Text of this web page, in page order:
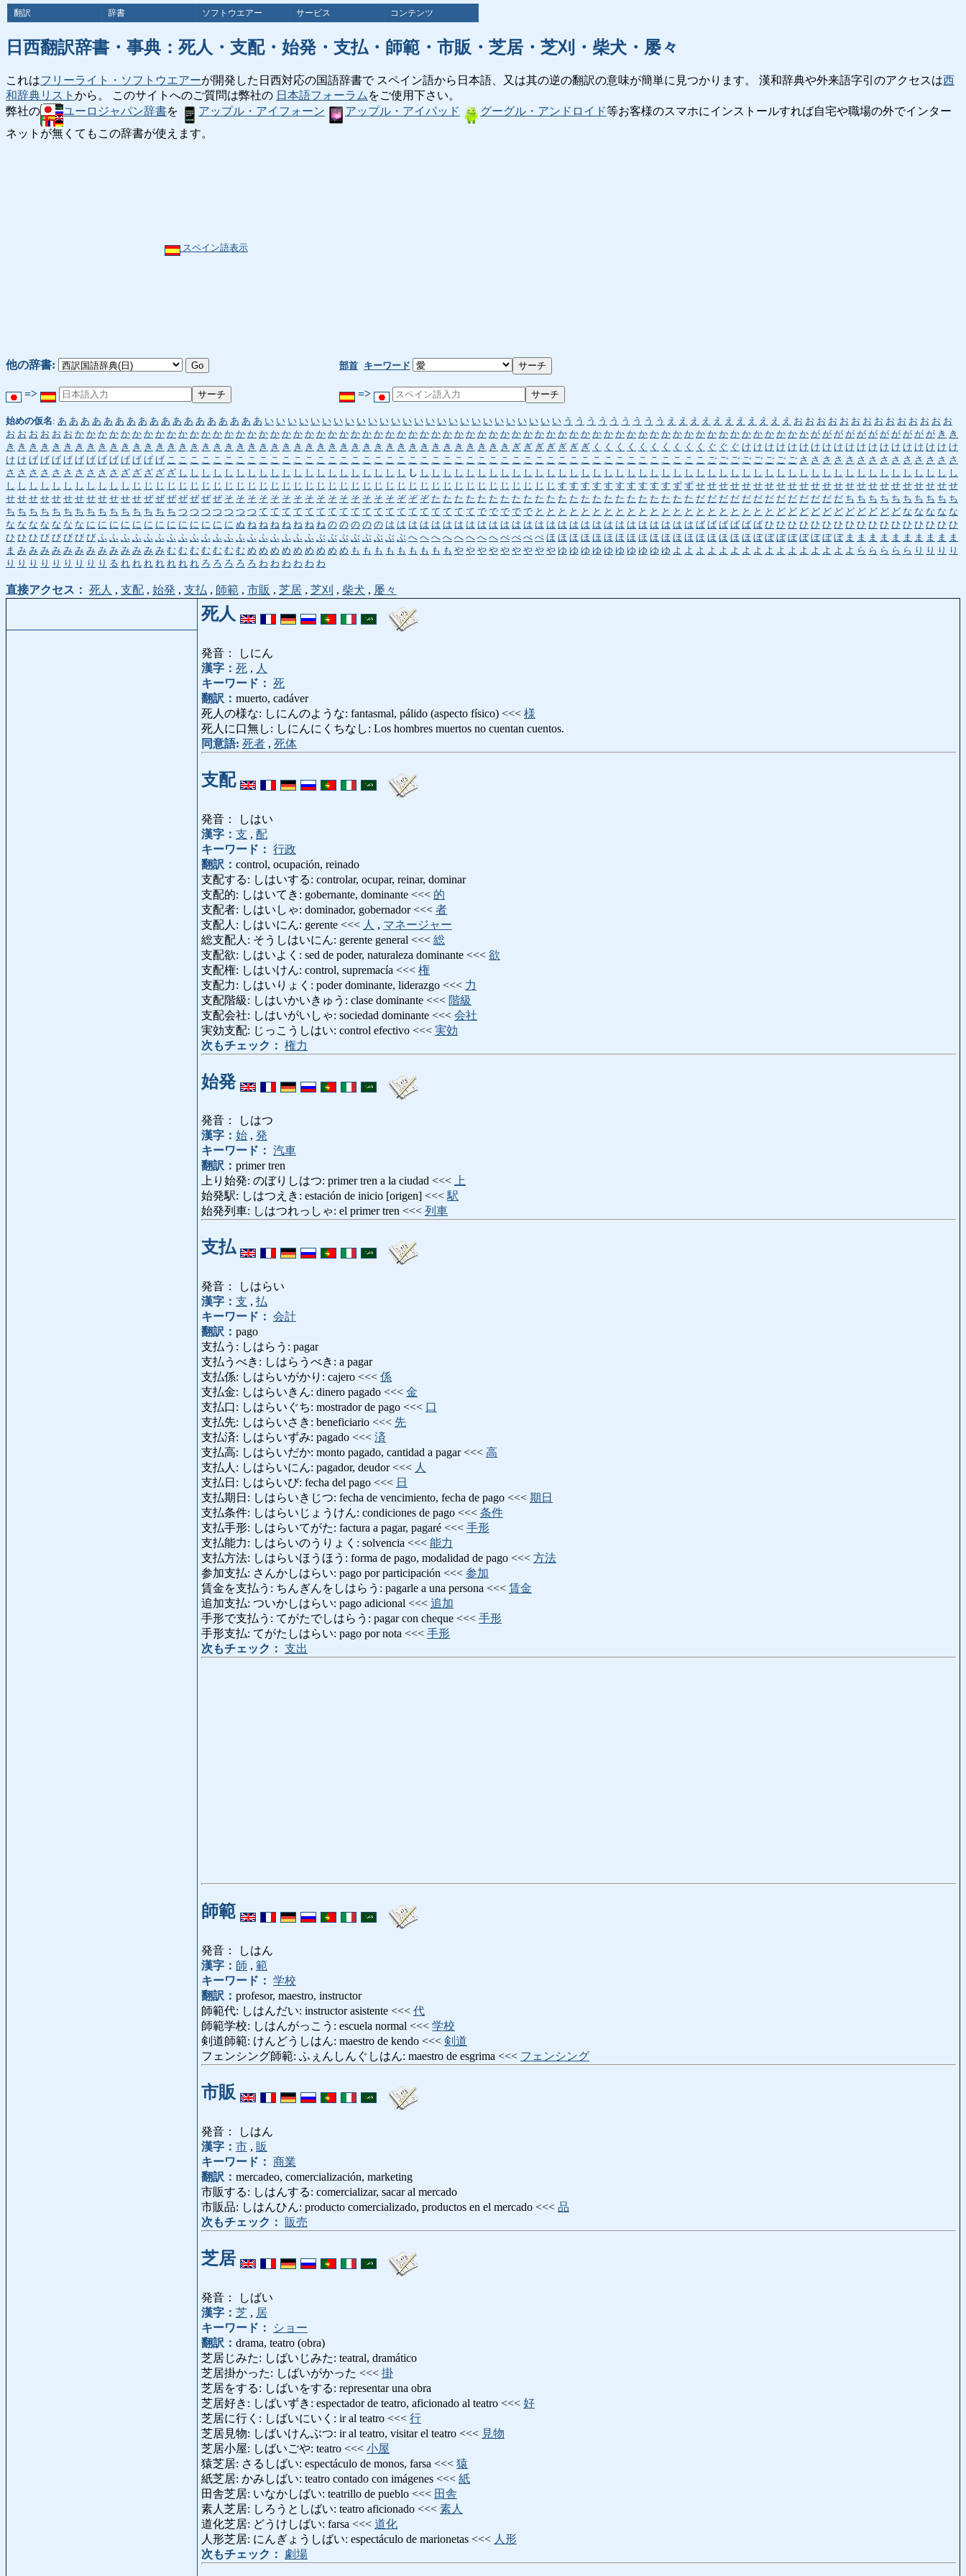
翻訳 辞書 ソフトウエアー サービス コンテンツ
日西翻訳辞書・事典：死人・支配・始発・支払・師範・市販・芝居・芝刈・柴犬・屡々
これはフリーライト・ソフトウエアーが開発した日西対応の国語辞書で スペイン語から日本語、又は其の逆の翻訳の意味が簡単に見つかります。 漢和辞典や外来語字引のアクセスは西
和辞典リスト から。 このサイトへのご質問は弊社の 日本語フォーラム をご使用下さい。
弊社の
ユーロジャパン辞書を アップル・アイフォーン アップル・アイパッド グーグル・アンドロイド等お客様のスマホにインストールすれば自宅や職場の外でインター
ネットが無くてもこの辞書が使えます。
スペイン語表示
他の辞書: 部首 キーワード
=> =>
始めの仮名: あ あ あ あ あ あ あ あ あ あ あ あ あ あ あ あ あ あ い い い い い い い い い い い い い い い い い い い い い い い い い い う う う う う う う う う え え え え え え え え え え え お お お お お お お お お お お お お お
お お お お お お か か か か か か か か か か か か か か か か か か か か か か か か か か か か か か か か か か か か か か か か か か か か か か か か か か か か か か か か か か か か か か か か が が が が が が が が が が が き き
き き き き き き き き き き き き き き き き き き き き き き き き き き き き き き き き き き き き き き き き き き き き ぎ ぎ ぎ ぎ ぎ ぎ ぎ く く く く く く く く く く ぐ ぐ ぐ け け け け け け け け け け け け け け け け け け け
け け げ げ げ げ げ げ げ げ げ げ げ げ こ こ こ こ こ こ こ こ こ こ こ こ こ こ こ こ こ こ こ こ こ こ こ こ こ こ こ こ こ こ こ こ こ こ こ こ こ こ こ こ こ こ こ こ こ こ こ ご ご ご ご ご ご ご ご さ さ さ さ さ さ さ さ さ さ さ さ さ さ
さ さ さ さ さ さ さ さ さ さ ざ ざ ざ ざ ざ し し し し し し し し し し し し し し し し し し し し し し し し し し し し し し し し し し し し し し し し し し し し し し し し し し し し し し し し し し し し し し し し し し し し
し し し し し し し し し し し じ じ じ じ じ じ じ じ じ じ じ じ じ じ じ じ じ じ じ じ じ じ じ じ じ じ じ じ じ じ じ じ じ じ じ じ じ す す す す す す す す す す ず ず せ せ せ せ せ せ せ せ せ せ せ せ せ せ せ せ せ せ せ せ せ せ せ
せ せ せ せ せ せ せ せ せ せ せ せ ぜ ぜ ぜ ぜ ぜ ぜ ぜ そ そ そ そ そ そ そ そ そ そ そ そ そ そ そ ぞ ぞ ぞ た た た た た た た た た た た た た た た た た た た た た た た だ だ だ だ だ だ だ だ だ だ だ だ だ ち ち ち ち ち ち ち ち ち ち
ち ち ち ち ち ち ち ち ち ち ち ち ち ち ち つ つ つ つ つ つ つ て て て て て て て て て て て て て て て て て て て で で で で で と と と と と と と と と と と と と と と と と と と と と ど ど ど ど ど ど ど ど ど ど ど な な な な な
な な な な な な な に に に に に に に に に に に に に ぬ ね ね ね ね ね ね ね の の の の の は は は は は は は は は は は は は は は は は は は は は は は は は は は ば ば ば ば ば ば ひ ひ ひ ひ ひ ひ ひ ひ ひ ひ ひ ひ ひ ひ ひ ひ ひ
ひ ひ ひ び び び び び ふ ふ ふ ふ ふ ふ ふ ふ ふ ふ ふ ふ ふ ふ ふ ふ ふ ふ ふ ぶ ぶ ぶ ぶ ぶ ぶ ぶ ぶ へ へ へ へ へ へ へ へ べ べ べ ぺ ほ ほ ほ ほ ほ ほ ほ ほ ほ ほ ほ ほ ほ ほ ほ ほ ほ ほ ぼ ぼ ぼ ぼ ぼ ぼ ぼ ぼ ま ま ま ま ま ま ま ま ま ま
ま み み み み み み み み み み み み み む む む む む む む め め め め め め め め め も も も も も も も も も や や や や や や や や や ゆ ゆ ゆ ゆ ゆ ゆ ゆ ゆ ゆ ゆ よ よ よ よ よ よ よ よ よ よ よ よ よ よ よ よ ら ら ら ら ら り り り り
り り り り り り り り り る れ れ れ れ れ れ れ ろ ろ ろ ろ ろ わ わ わ わ わ わ
直接アクセス： 死人 , 支配 , 始発 , 支払 , 師範 , 市販 , 芝居 , 芝刈 , 柴犬 , 屡々
死人
発音： しにん
漢字： 死 , 人
キーワード： 死
翻訳： muerto, cadáver
死人の様な: しにんのような: fantasmal, pálido (aspecto físico) <<< 様
死人に口無し: しにんにくちなし: Los hombres muertos no cuentan cuentos.
同意語: 死者 , 死体
支配
発音： しはい
漢字： 支 , 配
キーワード： 行政
翻訳： control, ocupación, reinado
支配する: しはいする: controlar, ocupar, reinar, dominar
支配的: しはいてき: gobernante, dominante <<< 的
支配者: しはいしゃ: dominador, gobernador <<< 者
支配人: しはいにん: gerente <<< 人 , マネージャー
総支配人: そうしはいにん: gerente general <<< 総
支配欲: しはいよく: sed de poder, naturaleza dominante <<< 欲
支配権: しはいけん: control, supremacía <<< 権
支配力: しはいりょく: poder dominante, liderazgo <<< 力
支配階級: しはいかいきゅう: clase dominante <<< 階級
支配会社: しはいがいしゃ: sociedad dominante <<< 会社
実効支配: じっこうしはい: control efectivo <<< 実効
次もチェック： 権力
始発
発音： しはつ
漢字： 始 , 発
キーワード： 汽車
翻訳： primer tren
上り始発: のぼりしはつ: primer tren a la ciudad <<< 上
始発駅: しはつえき: estación de inicio [origen] <<<駅
始発列車: しはつれっしゃ: el primer tren <<< 列車
支払
発音： しはらい
漢字： 支 , 払
キーワード： 会計
翻訳： pago
支払う: しはらう: pagar
支払うべき: しはらうべき: a pagar
支払係: しはらいがかり: cajero <<< 係
支払金: しはらいきん: dinero pagado <<< 金
支払口: しはらいぐち: mostrador de pago <<< 口
支払先: しはらいさき: beneficiario <<< 先
支払済: しはらいずみ: pagado <<< 済
支払高: しはらいだか: monto pagado, cantidad a pagar <<< 高
支払人: しはらいにん: pagador, deudor <<< 人
支払日: しはらいび: fecha del pago <<< 日
支払期日: しはらいきじつ: fecha de vencimiento, fecha de pago <<< 期日
支払条件: しはらいじょうけん: condiciones de pago <<< 条件
支払手形: しはらいてがた: factura a pagar, pagaré <<< 手形
支払能力: しはらいのうりょく: solvencia <<< 能力
支払方法: しはらいほうほう: forma de pago, modalidad de pago <<< 方法
参加支払: さんかしはらい: pago por participación <<< 参加
賃金を支払う: ちんぎんをしはらう: pagarle a una persona <<< 賃金
追加支払: ついかしはらい: pago adicional <<< 追加
手形で支払う: てがたでしはらう: pagar con cheque <<< 手形
手形支払: てがたしはらい: pago por nota <<< 手形
次もチェック： 支出
師範
発音： しはん
漢字： 師 , 範
キーワード： 学校
翻訳： profesor, maestro, instructor
師範代: しはんだい: instructor asistente <<< 代
師範学校: しはんがっこう: escuela normal <<< 学校
剣道師範: けんどうしはん: maestro de kendo <<< 剣道
フェンシング師範: ふぇんしんぐしはん: maestro de esgrima <<< フェンシング
市販
発音： しはん
漢字： 市 , 販
キーワード： 商業
翻訳： mercadeo, comercialización, marketing
市販する: しはんする: comercializar, sacar al mercado
市販品: しはんひん: producto comercializado, productos en el mercado <<< 品
次もチェック：
販売
芝居
発音： しばい
漢字： 芝 , 居
キーワード：
ショー
翻訳： drama, teatro (obra)
芝居じみた: しばいじみた: teatral, dramático
芝居掛かった: しばいがかった <<< 掛
芝居をする: しばいをする: representar una obra
芝居好き: しばいずき: espectador de teatro, aficionado al teatro <<< 好
芝居に行く: しばいにいく: ir al teatro <<< 行
芝居見物: しばいけんぶつ: ir al teatro, visitar el teatro <<< 見物
芝居小屋: しばいごや: teatro <<< 小屋
猿芝居: さるしばい: espectáculo de monos, farsa <<< 猿
紙芝居: かみしばい: teatro contado con imágenes <<< 紙
田舎芝居: いなかしばい: teatrillo de pueblo <<< 田舎
素人芝居: しろうとしばい: teatro aficionado <<< 素人
道化芝居: どうけしばい: farsa <<< 道化
人形芝居: にんぎょうしばい: espectáculo de marionetas <<< 人形
次もチェック：
劇場